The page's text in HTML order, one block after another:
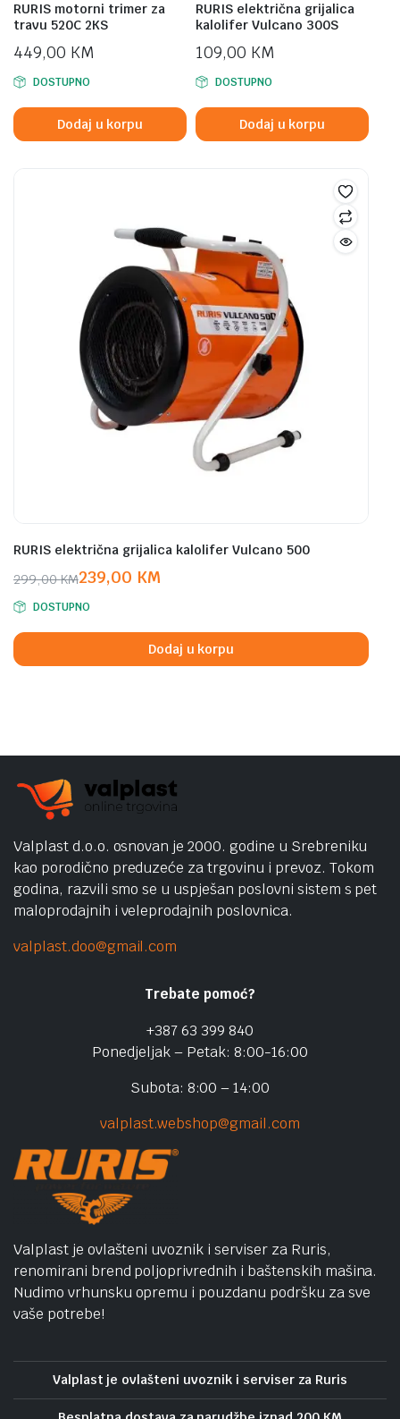
RURIS motorni trimer za
travu 520C 2KS
449,00 KM
DOSTUPNO
Dodaj u korpu
RURIS električna grijalica
kalolifer Vulcano 300S
109,00 KM
DOSTUPNO
Dodaj u korpu
RURIS električna grijalica kalolifer Vulcano 500
299,00KM
Original
price
was:
299,00 KM.
239,00 KM
Current
price
is:
239,00 KM.
DOSTUPNO
Dodaj u korpu
Valplast d.o.o. osnovan je 2000. godine u Srebreniku
kao porodično preduzeće za trgovinu i prevoz. Tokom
godina, razvili smo se u uspješan poslovni sistem s pet
maloprodajnih i veleprodajnih poslovnica.
valplast.doo@gmail.com
Trebate pomoć?
+387 63 399 840
Ponedjeljak – Petak: 8:00-16:00
Subota: 8:00 – 14:00
valplast.webshop@gmail.com
Valplast je ovlašteni uvoznik i serviser za Ruris,
renomirani brend poljoprivrednih i baštenskih mašina.
Nudimo vrhunsku opremu i pouzdanu podršku za sve
vaše potrebe!
Valplast je ovlašteni uvoznik i serviser za Ruris